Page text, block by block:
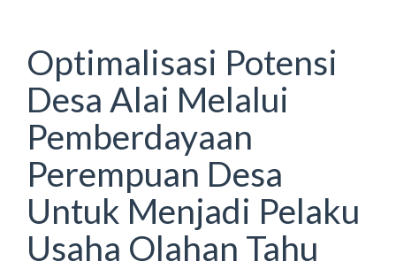
Optimalisasi Potensi
Desa Alai Melalui
Pemberdayaan
Perempuan Desa
Untuk Menjadi Pelaku
Usaha Olahan Tahu